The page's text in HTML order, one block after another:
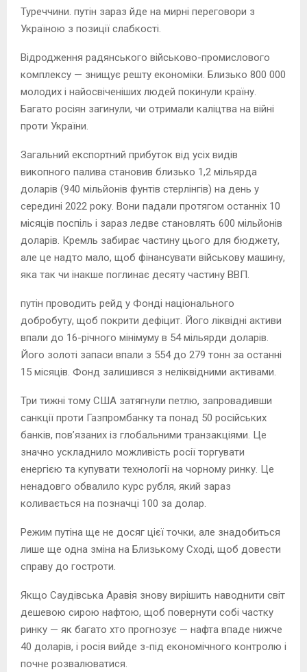
Туреччини. путін зараз йде на мирні переговори з
Україною з позиції слабкості.
Відродження радянського військово-промислового
комплексу — знищує решту економіки. Близько 800 000
молодих і найосвіченіших людей покинули країну.
Багато росіян загинули, чи отримали каліцтва на війні
проти України.
Загальний експортний прибуток від усіх видів
викопного палива становив близько 1,2 мільярда
доларів (940 мільйонів фунтів стерлінгів) на день у
середині 2022 року. Вони падали протягом останніх 10
місяців поспіль і зараз ледве становлять 600 мільйонів
доларів. Кремль забирає частину цього для бюджету,
але це надто мало, щоб фінансувати військову машину,
яка так чи інакше поглинає десяту частину ВВП.
путін проводить рейд у Фонді національного
добробуту, щоб покрити дефіцит. Його ліквідні активи
впали до 16-річного мінімуму в 54 мільярди доларів.
Його золоті запаси впали з 554 до 279 тонн за останні
15 місяців. Фонд залишився з неліквідними активами.
Три тижні тому США затягнули петлю, запровадивши
санкції проти Газпромбанку та понад 50 російських
банків, пов’язаних із глобальними транзакціями. Це
значно ускладнило можливість росії торгувати
енергією та купувати технології на чорному ринку. Це
ненадовго обвалило курс рубля, який зараз
коливається на позначці 100 за долар.
Режим путіна ще не досяг цієї точки, але знадобиться
лише ще одна зміна на Близькому Сході, щоб довести
справу до гостроти.
Якщо Саудівська Аравія знову вирішить наводнити світ
дешевою сирою нафтою, щоб повернути собі частку
ринку — як багато хто прогнозує — нафта впаде нижче
40 доларів, і росія вийде з-під економічного контролю і
почне розвалюватися.